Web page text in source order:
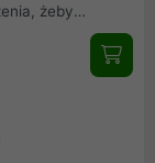
żeby
skopiujesz
możliwości
podłączyć